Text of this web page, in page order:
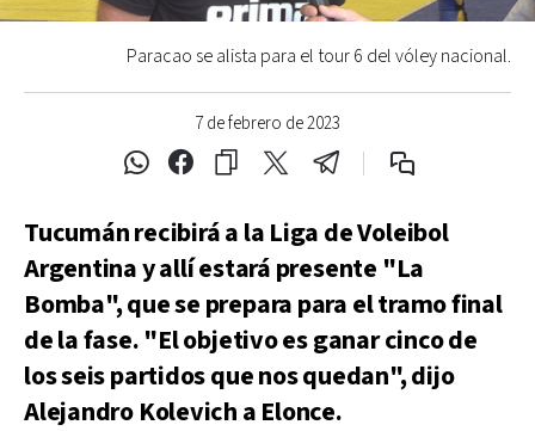
7 de febrero de 2023
Paracao se alista para el tour 6 del vóley nacional.
Tucumán recibirá a la Liga de Voleibol
Argentina y allí estará presente "La
Bomba", que se prepara para el tramo final
de la fase. "El objetivo es ganar cinco de
los seis partidos que nos quedan", dijo
Alejandro Kolevich a Elonce.